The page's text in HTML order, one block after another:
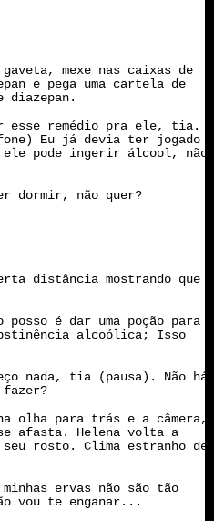
gaveta, mexe nas caixas de
e pega uma cartela de
diazepan.
esse remédio pra ele, tia.
Eu já devia ter jogado
ele pode ingerir álcool, não
dormir, não quer?
distância mostrando que
posso é dar uma poção para
alcoólica; Isso
nada, tia (pausa). Não há
fazer?
olha para trás e a câmera,
afasta. Helena volta a
rosto. Clima estranho de
minhas ervas não são tão
vou te enganar...